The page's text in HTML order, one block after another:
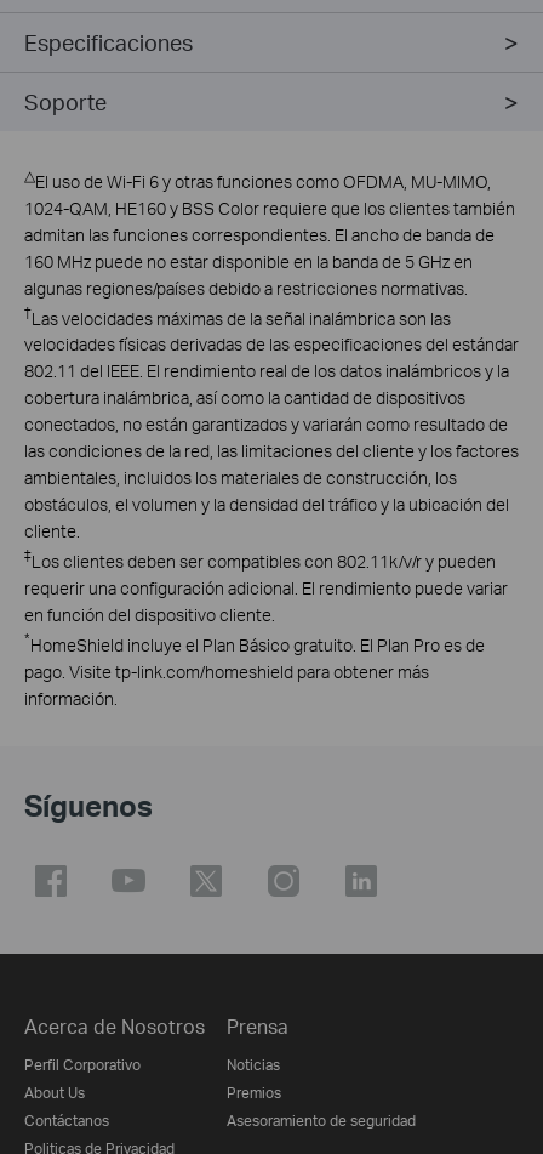
Especificaciones
Soporte
△El uso de Wi-Fi 6 y otras funciones como OFDMA, MU-MIMO,
1024-QAM, HE160 y BSS Color requiere que los clientes también
admitan las funciones correspondientes. El ancho de banda de
160 MHz puede no estar disponible en la banda de 5 GHz en
algunas regiones/países debido a restricciones normativas.
†Las velocidades máximas de la señal inalámbrica son las
velocidades físicas derivadas de las especificaciones del estándar
802.11 del IEEE. El rendimiento real de los datos inalámbricos y la
cobertura inalámbrica, así como la cantidad de dispositivos
conectados, no están garantizados y variarán como resultado de
las condiciones de la red, las limitaciones del cliente y los factores
ambientales, incluidos los materiales de construcción, los
obstáculos, el volumen y la densidad del tráfico y la ubicación del
cliente.
‡Los clientes deben ser compatibles con 802.11k/v/r y pueden
requerir una configuración adicional. El rendimiento puede variar
en función del dispositivo cliente.
*HomeShield incluye el Plan Básico gratuito. El Plan Pro es de
pago. Visite tp-link.com/homeshield para obtener más
información.
Síguenos
Acerca de Nosotros
Perfil Corporativo
About Us
Contáctanos
Politicas de Privacidad
Prensa
Noticias
Premios
Asesoramiento de seguridad